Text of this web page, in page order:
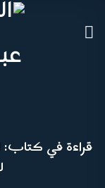
للمحتوى
قراءة في كتاب: